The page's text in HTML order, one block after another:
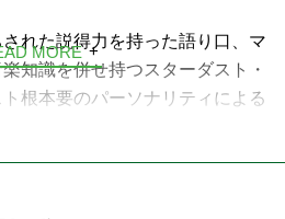
れた説得力を持った語り口、マ
知識を併せ持つスターダスト・
根本要のパーソナリティによる
MORE